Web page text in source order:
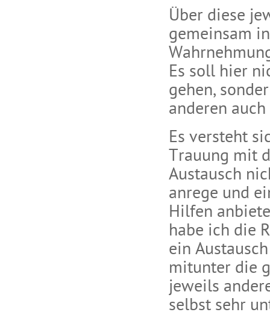
Über diese
gemeinsam
Es soll hier
gehen,
anderen
Es versteht
Trauung mit
Austausch
anrege und
Hilfen
habe ich die
ein
mitunter die
jeweils
selbst sehr